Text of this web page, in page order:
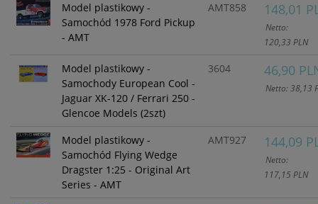
Model plastikowy -
Samochód 1978 Ford Pickup
- AMT
AMT858 148,01
Netto:
120,33 PLN
Model plastikowy -
Samochody European Cool -
Jaguar XK-120 / Ferrari 250 -
Glencoe Models (2szt)
3604 46,90
Netto: 38,13
Model plastikowy -
Samochód Flying Wedge
Dragster 1:25 - Original Art
Series - AMT
AMT927 144,09
Netto:
117,15 PLN